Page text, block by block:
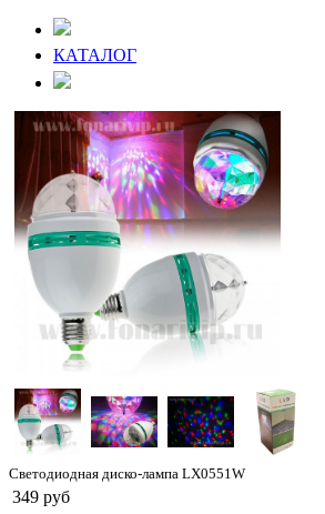
КАТАЛОГ
Светодиодная диско-лампа LX0551W
349 руб